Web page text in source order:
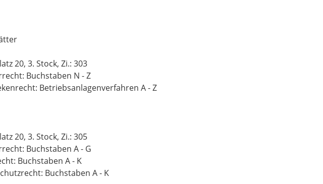
20, 3. Stock, Zi.: 303
Buchstaben N - Z
Betriebsanlagenverfahren A - Z
20, 3. Stock, Zi.: 305
Buchstaben A - G
Buchstaben A - K
Buchstaben A - K